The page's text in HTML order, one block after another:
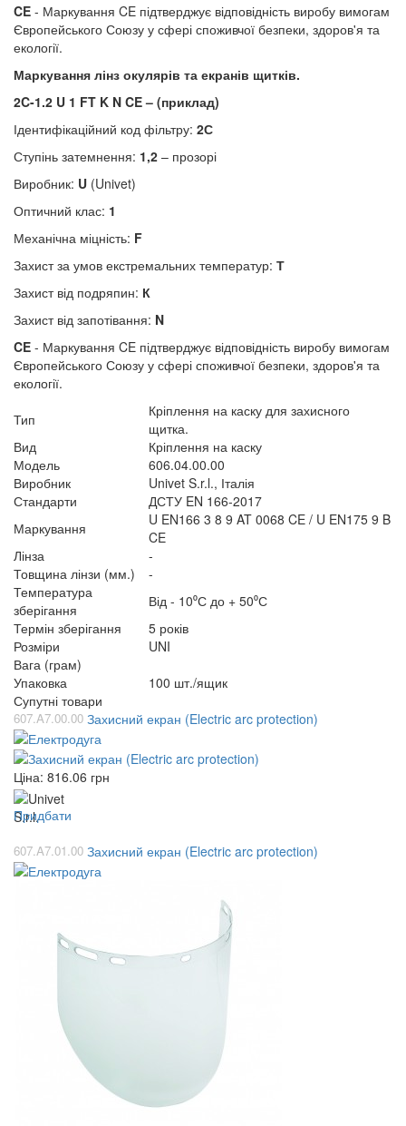
CE - Маркування CE підтверджує відповідність виробу вимогам
Європейського Союзу у сфері споживчої безпеки, здоров'я та
екології.
Маркування лінз окулярів та екранів щитків.
2C-1.2 U 1 FT K N CE – (приклад)
Ідентифікаційний код фільтру: 2С
Ступінь затемнення: 1,2 – прозорі
Виробник: U (Univet)
Оптичний клас: 1
Механічна міцність: F
Захист за умов екстремальних температур: Т
Захист від подряпин: К
Захист від запотівання: N
CE - Маркування CE підтверджує відповідність виробу вимогам
Європейського Союзу у сфері споживчої безпеки, здоров'я та
екології.
Тип
Кріплення на каску для захисного
щитка.
Вид
Кріплення на каску
Модель
606.04.00.00
Виробник
Univet S.r.l., Італія
Стандарти
ДСТУ EN 166-2017
Маркування
U EN166 3 8 9 AT 0068 CE / U EN175 9 B
CE
Лінза
-
Товщина лінзи (мм.)
-
Температура
зберігання
Від - 10⁰С до + 50⁰С
Термін зберігання
5 років
Розміри
UNI
Вага (грам)
Упаковка
100 шт./ящик
Супутні товари
607.A7.00.00 Захисний екран (Electric arc protection)
Ціна: 816.06 грн
Придбати
607.A7.01.00 Захисний екран (Electric arc protection)